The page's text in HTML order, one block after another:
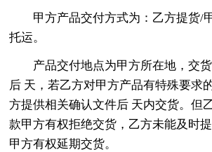
甲方产品交付方式为：乙方提货/
托运。
产品交付地点为甲方所在地，交
后 天，若乙方对甲方产品有特殊要求
方提供相关确认文件后 天内交货。但
款甲方有权拒绝交货，乙方未能及时
甲方有权延期交货。